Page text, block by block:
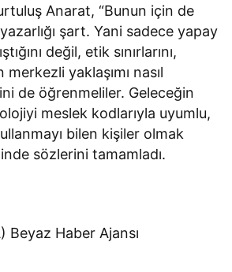
Anarat, “Bunun için de
şart. Yani sadece yapay
değil, etik sınırlarını,
yaklaşımı nasıl
de öğrenmeliler. Geleceğin
meslek kodlarıyla uyumlu,
bilen kişiler olmak
sözlerini tamamladı.
Beyaz Haber Ajansı